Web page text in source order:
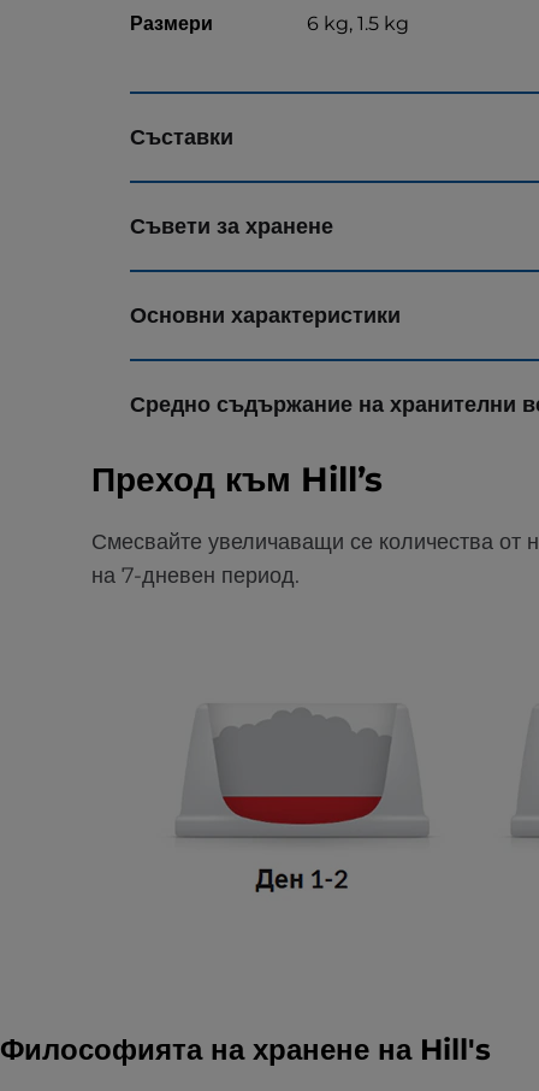
Размери 6 kg, 1.5 kg
Съставки
Съвети за хранене
Основни характеристики
Средно съдържание на хранителни
Преход към Hill’s
Смесвайте увеличаващи се количества
на 7-дневен период.
Философията на хранене на Hill's